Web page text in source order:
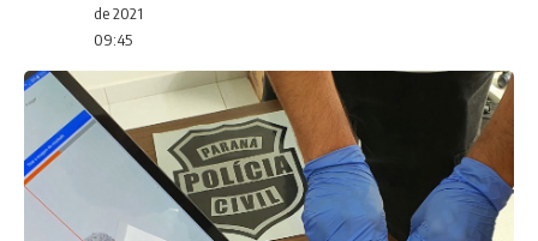
de 2021
09:45